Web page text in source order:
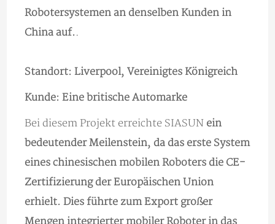
Robotersystemen an denselben Kunden in
China auf. .
Standort: Liverpool, Vereinigtes Königreich
Kunde: Eine britische Automarke
Bei diesem Projekt erreichte SIASUN ein
bedeutender Meilenstein, da das erste System
eines chinesischen mobilen Roboters die CE-
Zertifizierung der Europäischen Union
erhielt. Dies führte zum Export großer
Mengen integrierter mobiler Roboter in das